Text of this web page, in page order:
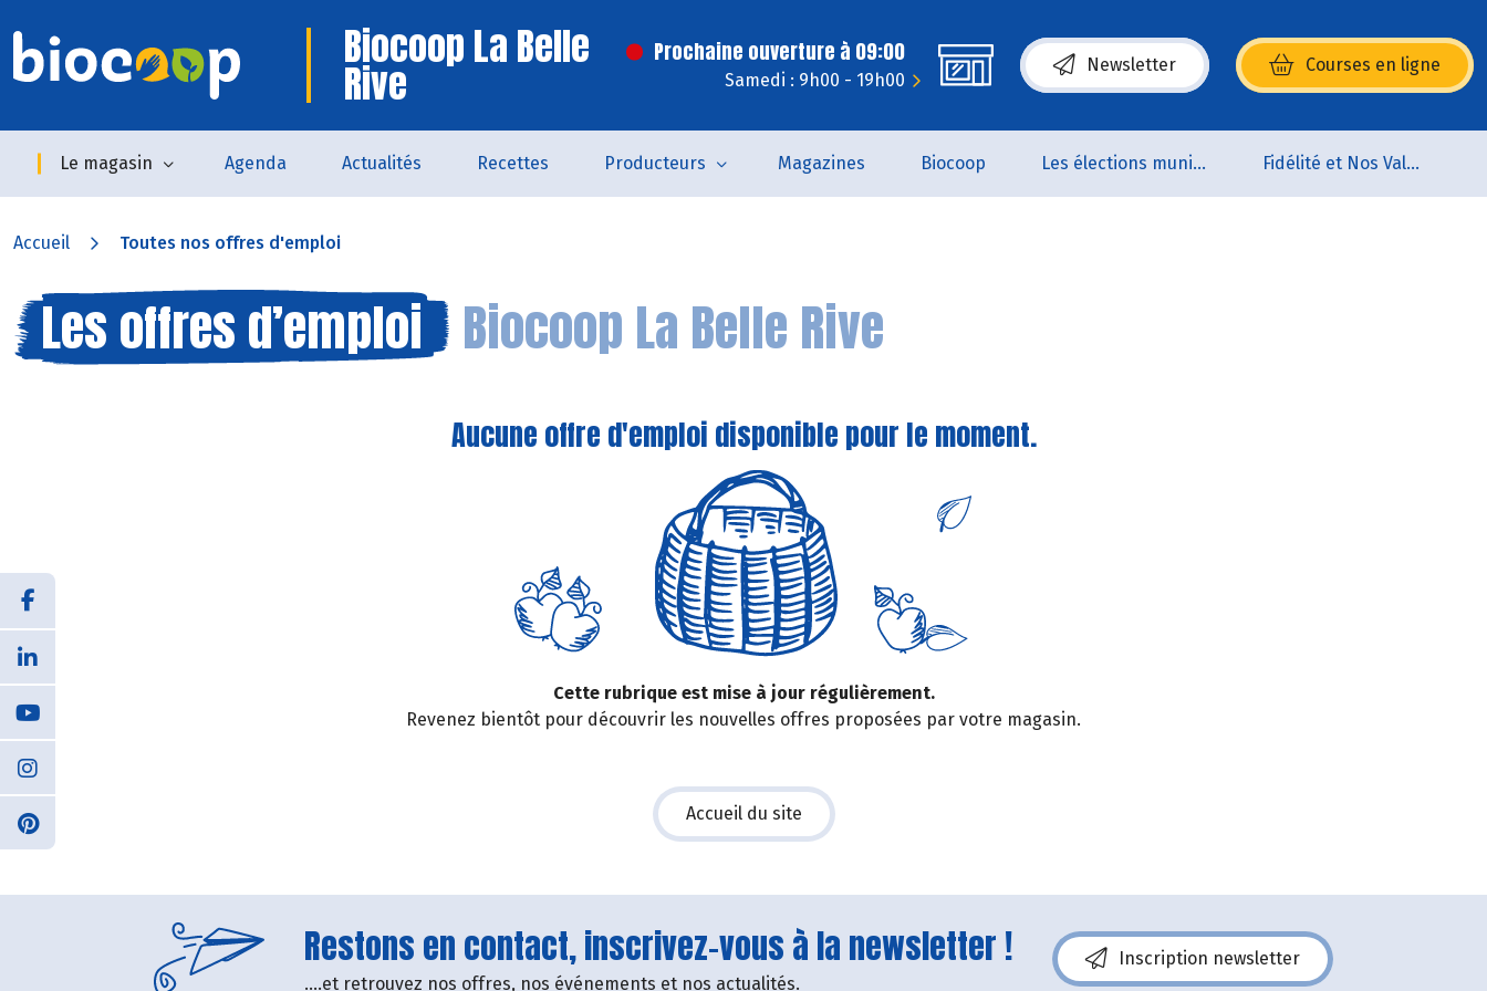
Biocoop La Belle
Rive
Prochaine ouverture à 09:00
Samedi : 9h00 - 19h00
Newsletter Courses en ligne
(s’ouvre dans une nouvelle fenêtre)
Le magasin Agenda Actualités Recettes Producteurs Magazines Biocoop Les élections municipales Fidélité et Nos Valeurs
Accueil Toutes nos offres d'emploi
Les offres d’emploi Biocoop La Belle Rive
Aucune offre d'emploi disponible pour le moment.
Cette rubrique est mise à jour régulièrement.
Revenez bientôt pour découvrir les nouvelles offres proposées par votre magasin.
Accueil du site
Restons en contact, inscrivez-vous à la newsletter !
....et retrouvez nos offres, nos événements et nos actualités.
Inscription newsletter